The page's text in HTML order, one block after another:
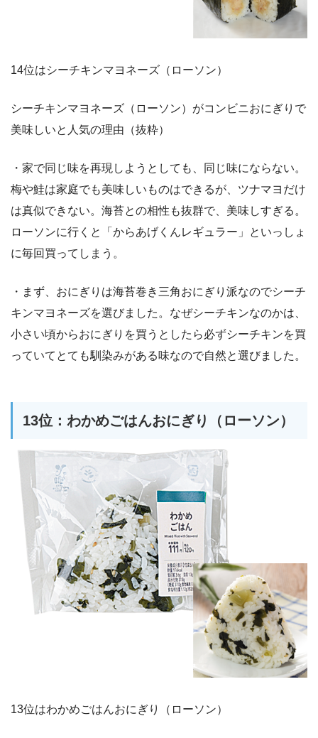
14位はシーチキンマヨネーズ（ローソン）
シーチキンマヨネーズ（ローソン）がコンビニおにぎりで
美味しいと人気の理由（抜粋）
・家で同じ味を再現しようとしても、同じ味にならない。
梅や鮭は家庭でも美味しいものはできるが、ツナマヨだけ
は真似できない。海苔との相性も抜群で、美味しすぎる。
ローソンに行くと「からあげくんレギュラー」といっしょ
に毎回買ってしまう。
・まず、おにぎりは海苔巻き三角おにぎり派なのでシーチ
キンマヨネーズを選びました。なぜシーチキンなのかは、
小さい頃からおにぎりを買うとしたら必ずシーチキンを買
っていてとても馴染みがある味なので自然と選びました。
13位：わかめごはんおにぎり（ローソン）
13位はわかめごはんおにぎり（ローソン）